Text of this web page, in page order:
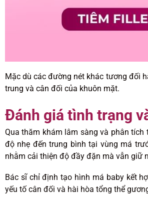
Mặc dù các đường nét khác tương đối
trung và cân đối của khuôn mặt.
Đánh giá tình trạng
Qua thăm khám lâm sàng và phân
độ nhẹ đến trung bình tại vùng má
nhằm cải thiện độ đầy đặn mà vẫn giữ
Bác sĩ chỉ định tạo hình má baby kết
yếu tố cân đối và hài hòa tổng thể